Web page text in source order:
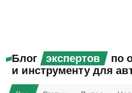
Блог экспертов
по
и инструменту для